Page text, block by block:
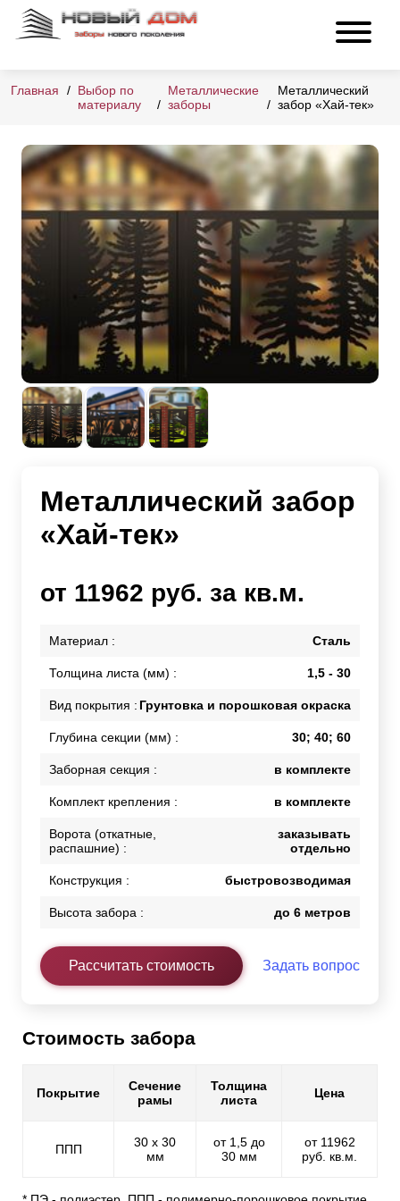
Главная
Выбор по
материалу
Металлические
заборы
Металлический
забор «Хай-тек»
Металлический забор
«Хай-тек»
от 11962 руб. за кв.м.
Материал : Сталь
Толщина листа (мм) : 1,5 - 30
Вид покрытия : Грунтовка и порошковая окраска
Глубина секции (мм) : 30; 40; 60
Заборная секция : в комплекте
Комплект крепления : в комплекте
Ворота (откатные,
распашние) :
заказывать
отдельно
Конструкция : быстровозводимая
Высота забора : до 6 метров
Рассчитать стоимость Задать вопрос
Стоимость забора
Покрытие
Сечение
рамы
Толщина
листа
Цена
ППП
30 х 30
мм
от 1,5 до
30 мм
от 11962
руб. кв.м.